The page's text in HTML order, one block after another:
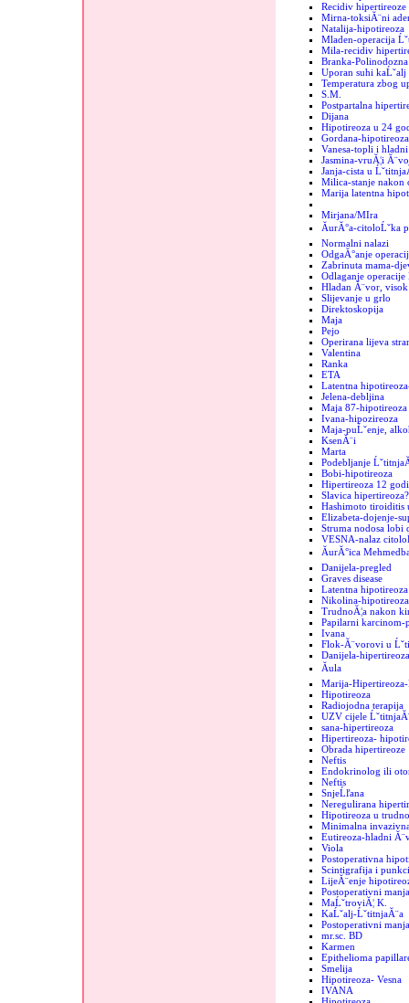
Recidiv hipertireoze
Mirna-toksiĂ¨ni
Natalija-hipotireoza
Mladen-operacija
Mila-recidiv
Branka-
Uporan suhi kaĹˇalj
Temperatura zbog
S.M.
Postpartalna
Dijana
Hipotireoza u 24
Gordana-hipotireoza
Vanesa-topli i
Jasmina-vruĂ¦i
Janja-cista u
Milica-stanje nakon
Marija latentna
Mirjana/MIra
ĂurĂ°a-citoloĹˇka
Normalni nalazi
OdgaĂ°anje
Zabrinuta mama-
Odlaganje
Hladan Ă¨vor,
Slijevanje u grlo
Direktoskopija
Maja
Pejo
Operirana lijeva
Valentina
Ranka
ETA
Latentna
Jelena-debljina
Maja 87-hipotireoza
Ivana-hipozireoza
Maja-puĹˇenje,
KsenĂ¨i
Marta
Podebljanje
Bobi-hipotireoza
Hipertireoza 12
Slavica hipertireoza?
Hashimoto tiroiditis
Elizabeta-dojenje-
Struma nodosa lobi
VESNA-nalaz
ĂurĂ°ica
Danijela-pregled
Graves disease
Latentna hipotireoza
Nikolina-hipotireoza
TrudnoĂ¦a nakon
Papilarni karcinom-
Ivana
Flok-Ă¨vorovi u
Danijela-hipertireoza
Ăula
Marija-
Hipotireoza
Radiojodna terapija
UZV cijele
sana-hipertireoza
Hipertireoza-
Obrada hipertireoze
Neftis
Endokrinolog ili
Neftis
SnjeĹľana
Neregulirana
Hipotireoza u
Minimalna
Eutireoza-hladni
Viola
Postoperativna
Scintigrafija i
LijeĂ¨enje
Postoperativni
MaĹˇtroviĂ¦ K.
KaĹˇalj-ĹˇtitnjaĂ¨a
Postoperativni
mr.sc. BD
Karmen
Epithelioma
Smelija
Hipotireoza- Vesna
IVANA